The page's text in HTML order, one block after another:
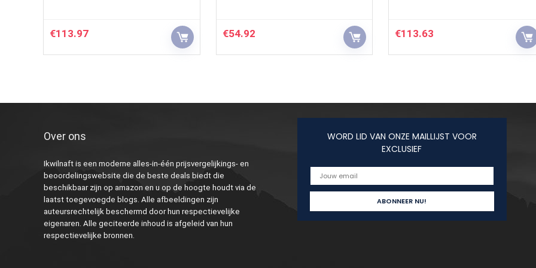
€113.97 €54.92 €113.63
Over ons
Ikwilnaft is een moderne alles-in-één prijsvergelijkings- en
beoordelingswebsite die de beste deals biedt die
beschikbaar zijn op amazon en u op de hoogte houdt via de
laatst toegevoegde blogs. Alle afbeeldingen zijn
auteursrechtelijk beschermd door hun respectievelijke
eigenaren. Alle geciteerde inhoud is afgeleid van hun
respectievelijke bronnen.
WORD LID VAN ONZE MAILLIJST VOOR
EXCLUSIEF